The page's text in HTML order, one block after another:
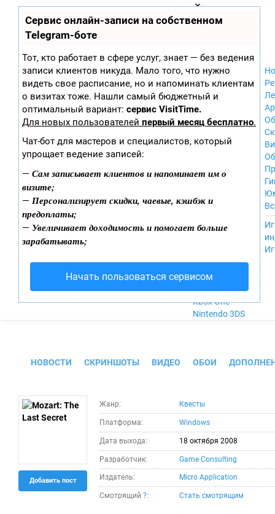
Сервис онлайн-записи на собственном
Telegram-боте
Тот, кто работает в сфере услуг, знает — без ведения
записи клиентов никуда. Мало того, что нужно
видеть свое расписание, но и напоминать клиентам
о визитах тоже. Нашли самый бюджетный и
оптимальный вариант: сервис VisitTime.
Для новых пользователей первый месяц бесплатно.
Чат-бот для мастеров и специалистов, который
упрощает ведение записей:
— Сам записывает клиентов и напоминает им о
визите;
— Персонализирует скидки, чаевые, кэшбэк и
предоплаты;
— Увеличивает доходимость и помогает больше
зарабатывать;
Начать пользоваться сервисом
играх
ла
ор
ы
Xbox 360
Nintendo Wii
Nintendo
GameCube
PlayStation
PlayStation 3
Nintendo 64
Sega Dreamcast
Nintendo DS
iOS
Sega Mega Drive
Mobile
Nintendo Wii U
PlayStation 4
Xbox One
Nintendo 3DS
НОВОСТИ СКРИНШОТЫ ВИДЕО ОБОИ
Жанр: Квесты
Платформа: Windows
Дата выхода: 18 октября 2008
Разработчик: Game Consulting
Издатель: Micro Application
Смотрящий ?: Стать смотрящим
Добавить пост